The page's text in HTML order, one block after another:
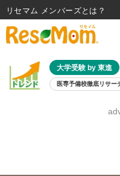
大学受験 by 東進
医専予備校徹底リサー
8月開
リセマム メンバーズ